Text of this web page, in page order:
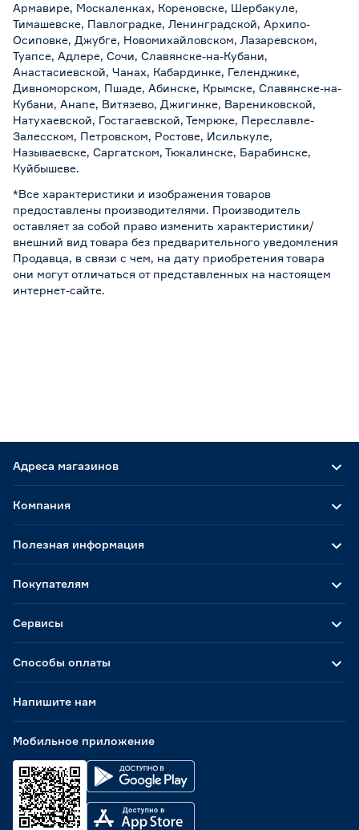
Армавире, Москаленках, Кореновске, Шербакуле,
Тимашевске, Павлоградке, Ленинградской, Архипо-
Осиповке, Джубге, Новомихайловском, Лазаревском,
Туапсе, Адлере, Сочи, Славянске-на-Кубани,
Анастасиевской, Чанах, Кабардинке, Геленджике,
Дивноморском, Пшаде, Абинске, Крымске, Славянске-на-
Кубани, Анапе, Витязево, Джигинке, Варениковской,
Натухаевской, Гостагаевской, Темрюке, Переславле-
Залесском, Петровском, Ростове, Исилькуле,
Называевске, Саргатском, Тюкалинске, Барабинске,
Куйбышеве.
*Все характеристики и изображения товаров
предоставлены производителями. Производитель
оставляет за собой право изменить характеристики/
внешний вид товара без предварительного уведомления
Продавца, в связи с чем, на дату приобретения товара
они могут отличаться от представленных на настоящем
интернет-сайте.
Адреса магазинов
Способы оплаты
Мобильное приложение
Компания
Полезная информация
Покупателям
Сервисы
Напишите нам